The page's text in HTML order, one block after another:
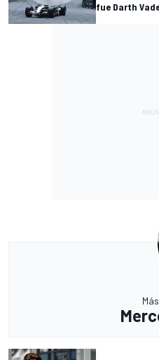
fue Darth